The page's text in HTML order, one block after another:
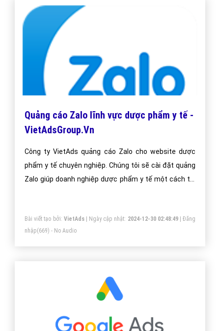
Quảng cáo Zalo lĩnh vực dược phẩm y tế -
VietAdsGroup.Vn
Công ty VietAds quảng cáo Zalo cho website dược
phẩm y tế chuyên nghiệp. Chúng tôi sẽ cài đặt quảng
Zalo giúp doanh nghiệp dược phẩm y tế một cách tối
Bài viết tạo bởi: VietAds| Ngày cập nhật: 2024-12-30 02:48:49|Đăng
nhập(669) - No Audio